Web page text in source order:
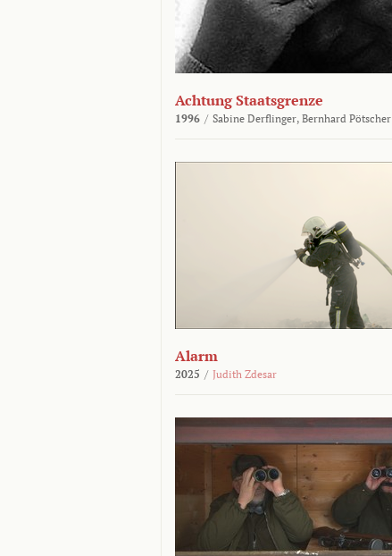
Achtung Staatsgrenze
1996 / Sabine Derflinger, Bernhard Pötscher
Alarm
2025 / Judith Zdesar